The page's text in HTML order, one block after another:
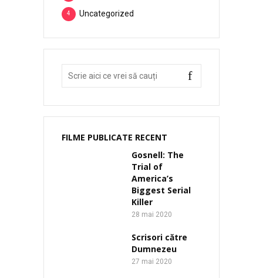
Uncategorized
4
FILME PUBLICATE RECENT
Gosnell: The
Trial of
America’s
Biggest Serial
Killer
28 mai 2020
Scrisori către
Dumnezeu
27 mai 2020